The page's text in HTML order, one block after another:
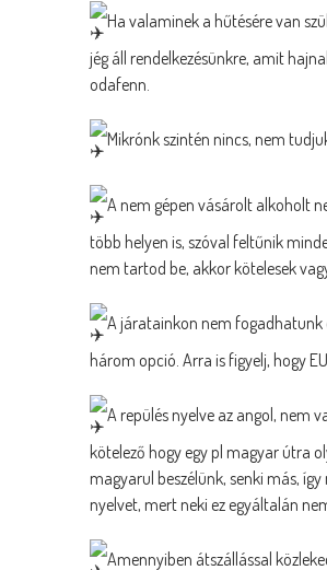
Ha valaminek a hűtésére van
jég áll rendelkezésünkre, amit
odafenn.
Mikrónk szintén nincs, nem
A nem gépen vásárolt alkoholt
több helyen is, szóval feltűnik
nem tartod be, akkor kötelesek
A járatainkon nem fogadhatunk
három opció. Arra is figyelj, hogy
A repülés nyelve az angol, nem
kötelező hogy egy pl magyar útra
magyarul beszélünk, senki más,
nyelvet, mert neki ez egyáltalán
Amennyiben átszállással